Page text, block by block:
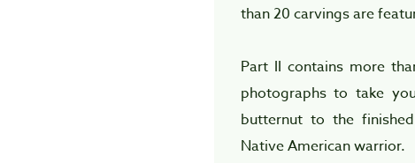
than 20 carvings are
Part II contains more
photographs to take
butternut to the
Native American warrior.